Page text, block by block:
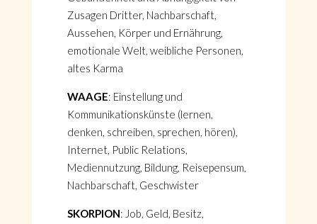
Zusagen Dritter, Nachbarschaft,
Aussehen, Körper und Ernährung,
emotionale Welt, weibliche Personen,
altes Karma
WAAGE: Einstellung und
Kommunikationskünste (lernen,
denken, schreiben, sprechen, hören),
Internet, Public Relations,
Mediennutzung, Bildung, Reisepensum,
Nachbarschaft, Geschwister
SKORPION: Job, Geld, Besitz,